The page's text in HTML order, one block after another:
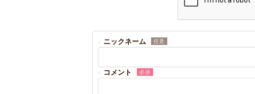
ニックネーム 任意
コメント 必須